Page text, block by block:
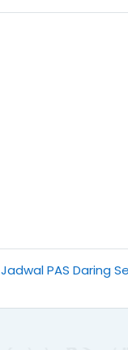
Jadwal PAS Daring